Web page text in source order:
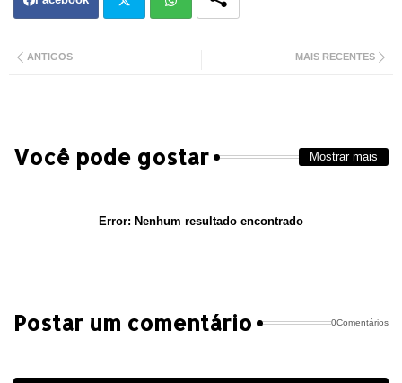
MAIS RECENTES
ANTIGOS
Você pode gostar Mostrar mais
Error: Nenhum resultado encontrado
Postar um comentário 0Comentários